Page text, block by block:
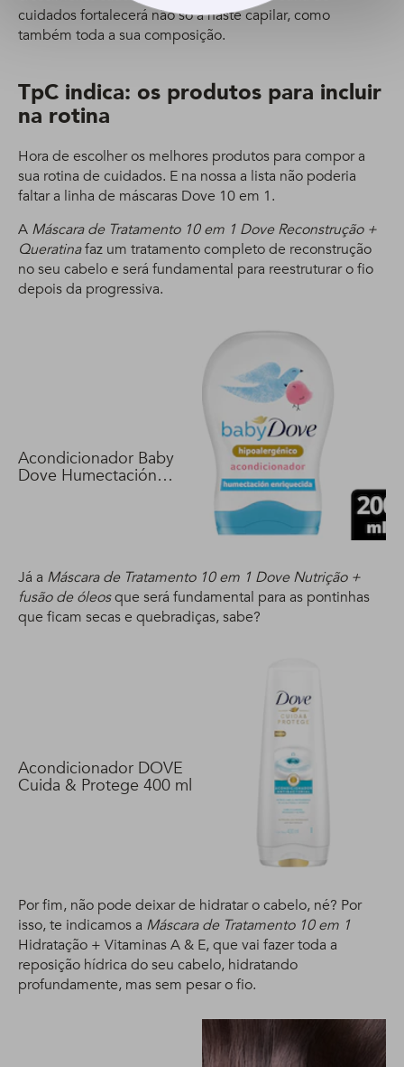
cuidados fortalecerá não só a haste capilar, como
também toda a sua composição.
TpC indica: os produtos para incluir
na rotina
Hora de escolher os melhores produtos para compor a
sua rotina de cuidados. E na nossa a lista não poderia
faltar a linha de máscaras Dove 10 em 1.
A Máscara de Tratamento 10 em 1 Dove Reconstrução +
Queratinafaz um tratamento completo de reconstrução
no seu cabelo e será fundamental para reestruturar o fio
depois da progressiva.
Acondicionador Baby
Dove Humectación
Já a Máscara de Tratamento 10 em 1 Dove Nutrição +
fusão de óleosque será fundamental para as pontinhas
que ficam secas e quebradiças, sabe?
Acondicionador DOVE
Cuida & Protege 400 ml
Por fim, não pode deixar de hidratar o cabelo, né? Por
isso, te indicamos a Máscara de Tratamento 10 em 1
Hidratação + Vitaminas A & E, que vai fazer toda a
reposição hídrica do seu cabelo, hidratando
profundamente, mas sem pesar o fio.